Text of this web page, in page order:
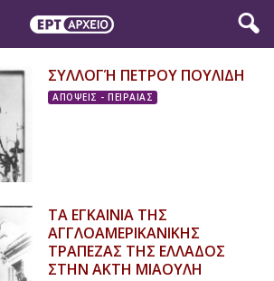
ΣΥΛΛΟΓΉ ΠΕΤΡΟΥ ΠΟΥΛΙΔΗ
ΑΠΟΨΕΙΣ - ΠΕΙΡΑΙΑΣ
ΤΑ ΕΓΚΑΙΝΙΑ ΤΗΣ
ΑΓΓΛΟΑΜΕΡΙΚΑΝΙΚΗΣ
ΤΡΑΠΕΖΑΣ ΤΗΣ ΕΛΛΑΔΟΣ
ΣΤΗΝ ΑΚΤΗ ΜΙΑΟΥΛΗ